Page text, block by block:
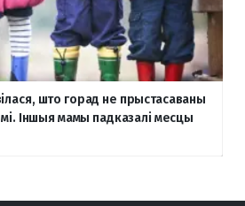
што горад не прыстасаваны
Іншыя мамы падказалі месцы